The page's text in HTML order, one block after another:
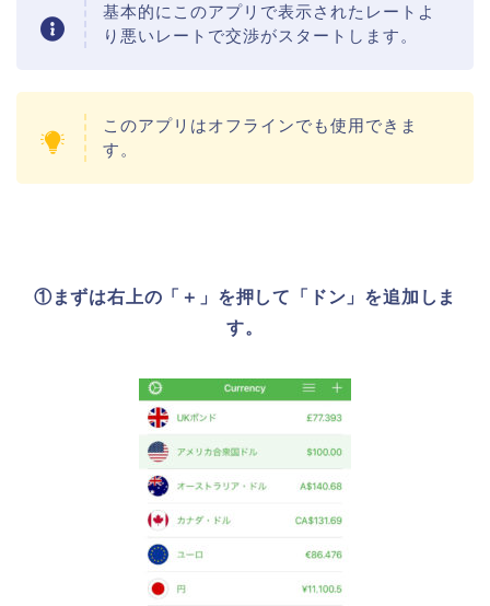
基本的にこのアプリで表示されたレートよ
り悪いレートで交渉がスタートします。
このアプリはオフラインでも使用できま
す。
①まずは右上の「＋」を押して「ドン」を追加しま
す。